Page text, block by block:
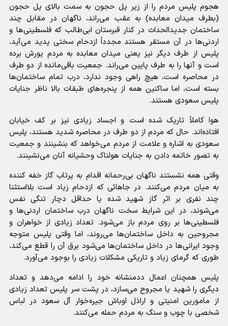
هجوم پلیس مردم را از زیر پل حجون به سمت بالای پل حجون
(بطرف میدان معابده) به عقب می‌راند، ناگهان در مقابل چند
ساختمان جدیدالحداث در کنار قبرستان ابی‌طالب که فلسطینی‌ها و
اردنی‌ها در آن مستقر هستند مجدداً ازدحام سختی پدید می‌آید،
پلیس از طرف دیگر نیز یعنی میدان معابده به مردم یورش برده
است و آنها را به طرف پایین می‌راند. جمعیت باقی‌مانده از دو طرف
در محاصره است، هیچ راهی وجود ندارد، درب تمام ساختمان‌ها
بسته است، اما ساکنین همه از پنجره‌های طبقات بالا ناظر جنایات
پلیس سعودی هستند.
هوا کاملاً تاریک شده است و اجساد زیادی نیز بر کف خیابان
افتاده‌اند. حال که مردم از دو طرف در محاصره شدید هستند، پلیس
سعودی به اشاره و علامت از مردم می‌خواهد که بنشینند و جمعیت
به تصور خاتمه دادن به جنایات هولناک وحشیانه آنان می‌نشینند.
وقتی همه نشستند ناگهان بی‌رحمانه اقدام به پرتاب گاز خفه کننده
به میان مردم می‌کنند. در جاهائی که ازدحام زیاد است بلااستثنا
چند نفری بر اثر گاز شهید شده یا حداقل دچار تنگی نفس
می‌شوند، در این شرایط سخت ناگهان درب ساختمان اردنی‌ها و
فلسطینی‌ها بر روی مردم باز می‌شود. تعداد زیادی از خواهران و
مجروحین به داخل ساختمان‌ها می‌روند، اما وقتی پلیس متوجه
وجود ایرانی‌ها در داخل ساختمان‌ها می‌شود برق آن را قطع می‌کند،
طوری که گرمای زیاد و تاریکی مشکلات زیادی را بوجود می‌آورد.
پلیس همچنان اعمال ددمنشانه خود را ادامه می‌دهد و تعداد
دیگری را شهید یا مجروح می‌سازد، در پشت سر پلیس تعداد زیادی
از مامورین امنیتی و اراذل اوباش جیره‌خوار آل سعود در لباس
شخصی با چوب و سنگ به مردم حمله می‌کنند.